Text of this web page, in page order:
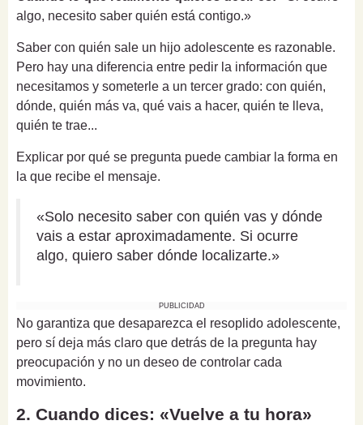
algo, necesito saber quién está contigo.»
Saber con quién sale un hijo adolescente es razonable.
Pero hay una diferencia entre pedir la información que
necesitamos y someterle a un tercer grado: con quién,
dónde, quién más va, qué vais a hacer, quién te lleva,
quién te trae...
Explicar por qué se pregunta puede cambiar la forma en
la que recibe el mensaje.
«Solo necesito saber con quién vas y dónde
vais a estar aproximadamente. Si ocurre
algo, quiero saber dónde localizarte.»
PUBLICIDAD
No garantiza que desaparezca el resoplido adolescente,
pero sí deja más claro que detrás de la pregunta hay
preocupación y no un deseo de controlar cada
movimiento.
2. Cuando dices: «Vuelve a tu hora»